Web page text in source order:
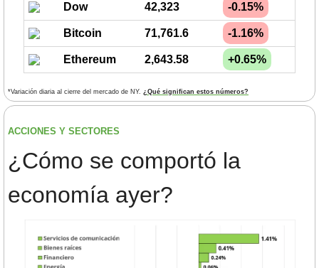
Dow 42,323 -0.15%
Bitcoin 71,761.6 -1.16%
Ethereum 2,643.58 +0.65%
*Variación diaria al cierre del mercado de NY. ¿Qué significan estos números?
ACCIONES Y SECTORES
¿Cómo se comportó la
economía ayer?